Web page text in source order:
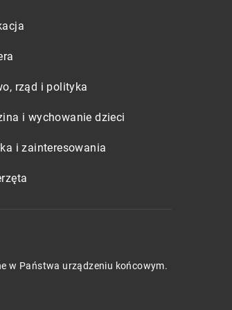
rząd i polityka
i wychowanie dzieci
i zainteresowania
w Państwa urządzeniu końcowym.